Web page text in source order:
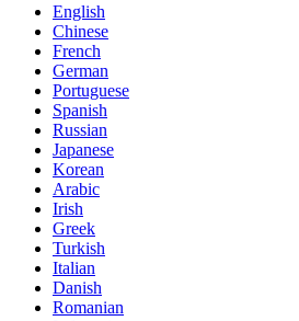
English
Chinese
French
German
Portuguese
Spanish
Russian
Japanese
Korean
Arabic
Irish
Greek
Turkish
Italian
Danish
Romanian